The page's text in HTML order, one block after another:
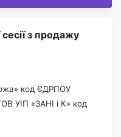
з продажу
код ЄДРПОУ
УІП «ЗАНІ і К» код